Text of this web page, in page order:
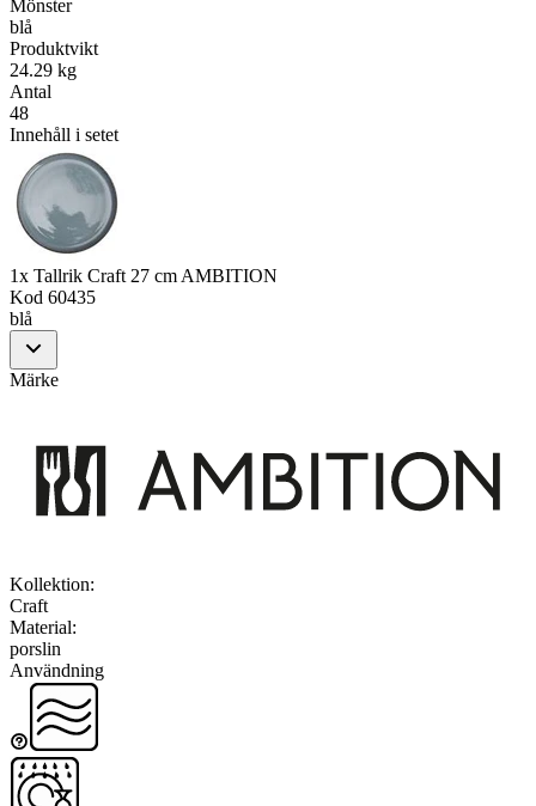
Mönster
blå
Produktvikt
24.29 kg
Antal
48
Innehåll i setet
1x Tallrik Craft 27 cm AMBITION
Kod 60435
blå
Märke
Kollektion:
Craft
Material:
porslin
Användning